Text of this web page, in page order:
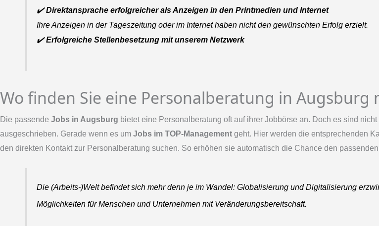
✔️Direktansprache erfolgreicher als Anzeigen in den Printmedien und Internet
Ihre Anzeigen in der Tageszeitung oder im Internet haben nicht den gewünschten Erfolg erzielt.
✔️Erfolgreiche Stellenbesetzung mit unserem Netzwerk
Wo finden Sie eine Personalberatung in Augsburg
Die passende Jobs in Augsburg bietet eine Personalberatung oft auf ihrer Jobbörse an. Doch es sind
ausgeschrieben. Gerade wenn es um Jobs im TOP-Management geht. Hier werden die entsprechenden
den direkten Kontakt zur Personalberatung suchen. So erhöhen sie automatisch die Chance den
Die (Arbeits-)Welt befindet sich mehr denn je im Wandel: Globalisierung und Digitalisierung
Möglichkeiten für Menschen und Unternehmen mit Veränderungsbereitschaft.